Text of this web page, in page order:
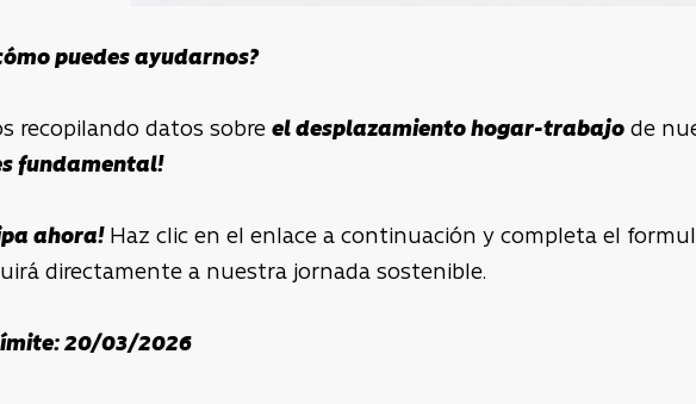
puedes ayudarnos?
recopilando datos sobre el desplazamiento hogar-trabajo de
fundamental!
ahora!Haz clic en el enlace a continuación y completa el
directamente a nuestra jornada sostenible.
20/03/2026